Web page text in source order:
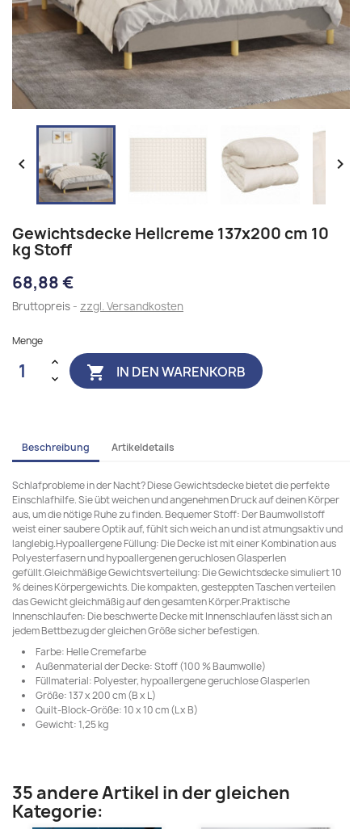
 
Gewichtsdecke Hellcreme 137x200 cm 10
kg Stoff
68,88 €
Bruttopreis zzgl. Versandkosten
Menge
 IN DEN WARENKORB
Beschreibung Artikeldetails
Schlafprobleme in der Nacht? Diese Gewichtsdecke bietet die perfekte
Einschlafhilfe. Sie übt weichen und angenehmen Druck auf deinen Körper
aus, um die nötige Ruhe zu finden. Bequemer Stoff: Der Baumwollstoff
weist einer saubere Optik auf, fühlt sich weich an und ist atmungsaktiv und
langlebig.Hypoallergene Füllung: Die Decke ist mit einer Kombination aus
Polyesterfasern und hypoallergenen geruchlosen Glasperlen
gefüllt.Gleichmäßige Gewichtsverteilung: Die Gewichtsdecke simuliert 10
% deines Körpergewichts. Die kompakten, gesteppten Taschen verteilen
das Gewicht gleichmäßig auf den gesamten Körper.Praktische
Innenschlaufen: Die beschwerte Decke mit Innenschlaufen lässt sich an
jedem Bettbezug der gleichen Größe sicher befestigen.
Farbe: Helle Cremefarbe
Außenmaterial der Decke: Stoff (100 % Baumwolle)
Füllmaterial: Polyester, hypoallergene geruchlose Glasperlen
Größe: 137 x 200 cm (B x L)
Quilt-Block-Größe: 10 x 10 cm (L x B)
Gewicht: 1,25 kg
35 andere Artikel in der gleichen
Kategorie: